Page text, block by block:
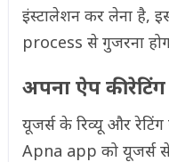
इंस्टालेशन कर लेना है,
process से गुजरना
अपना ऐप की
यूजर्स के रिव्यू और
Apna app को यूजर्स से